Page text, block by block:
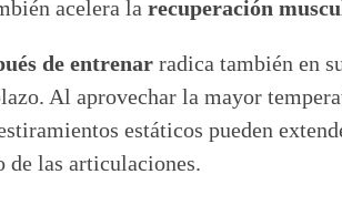
acelera la recuperación
de entrenarradica también en
Al aprovechar la mayor
estáticos pueden
las articulaciones.